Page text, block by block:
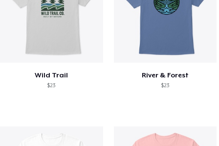
Wild Trail
$23
River & Forest
$23